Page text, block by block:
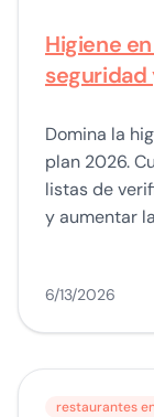
Higiene
seguridad
Domina la
plan 2026.
listas de
y aumentar
6/13/2026
restaurantes